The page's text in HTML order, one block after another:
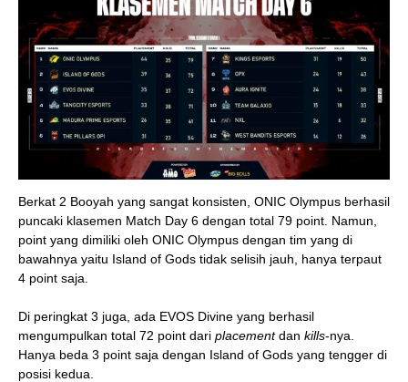
Berkat 2 Booyah yang sangat konsisten, ONIC Olympus berhasil
puncaki klasemen Match Day 6 dengan total 79 point. Namun,
point yang dimiliki oleh ONIC Olympus dengan tim yang di
bawahnya yaitu Island of Gods tidak selisih jauh, hanya terpaut
4 point saja.
Di peringkat 3 juga, ada EVOS Divine yang berhasil
mengumpulkan total 72 point dari placementdan kills-nya.
Hanya beda 3 point saja dengan Island of Gods yang tengger di
posisi kedua.